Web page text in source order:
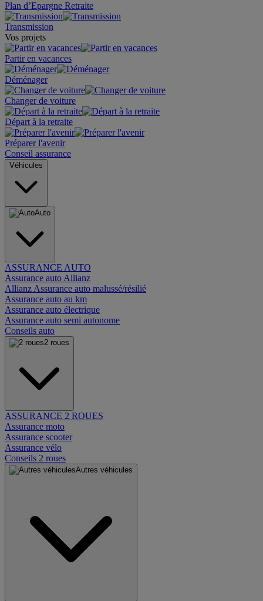
Plan d’Epargne Retraite
Transmission
Vos projets
Partir en vacances
Déménager
Changer de voiture
Départ à la retraite
Préparer l'avenir
Conseil assurance
Véhicules
Auto
ASSURANCE AUTO
Assurance auto Allianz
Allianz Assurance auto malussé/résilié
Assurance auto au km
Assurance auto électrique
Assurance auto semi autonome
Conseils auto
2 roues
ASSURANCE 2 ROUES
Assurance moto
Assurance scooter
Assurance vélo
Conseils 2 roues
Autres véhicules